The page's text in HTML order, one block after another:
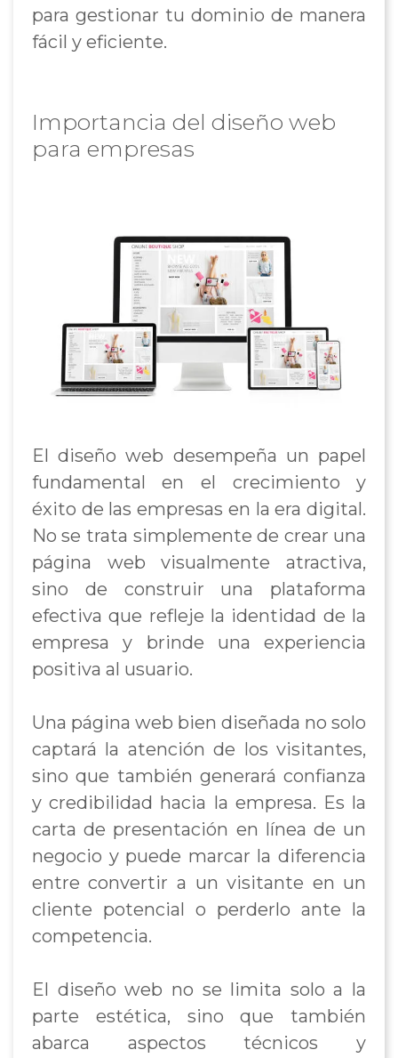
para gestionar tu dominio de manera
fácil y eficiente.
Importancia del diseño web
para empresas
El diseño web desempeña un papel
fundamental en el crecimiento y
éxito de las empresas en la era digital.
No se trata simplemente de crear una
página web visualmente atractiva,
sino de construir una plataforma
efectiva que refleje la identidad de la
empresa y brinde una experiencia
positiva al usuario.
Una página web bien diseñada no solo
captará la atención de los visitantes,
sino que también generará confianza
y credibilidad hacia la empresa. Es la
carta de presentación en línea de un
negocio y puede marcar la diferencia
entre convertir a un visitante en un
cliente potencial o perderlo ante la
competencia.
El diseño web no se limita solo a la
parte estética, sino que también
abarca aspectos técnicos y